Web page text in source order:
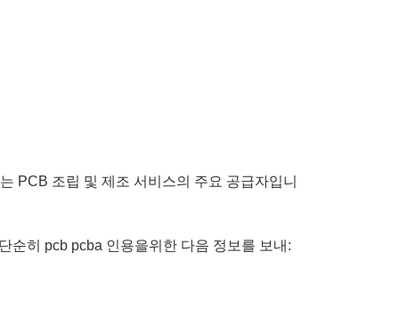
PCB 조립 및 제조 서비스의 주요 공급자입니
순히 pcb pcba 인용을위한 다음 정보를 보내: